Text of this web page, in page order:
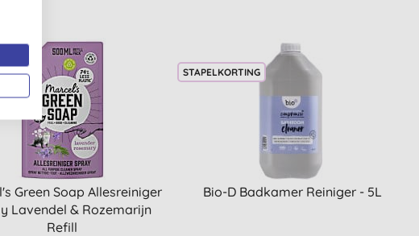
Green Soap Allesreiniger
Lavendel & Rozemarijn
Refill
STAPELKORTING
Bio-D Badkamer Reiniger - 5L